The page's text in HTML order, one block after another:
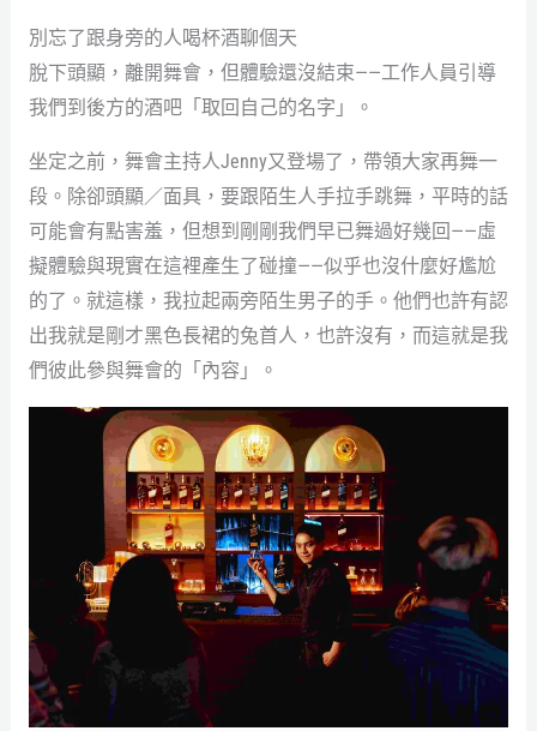
別忘了跟身旁的人喝杯酒聊個天
脫下頭顯，離開舞會，但體驗還沒結束——工作人員引導
我們到後方的酒吧「取回自己的名字」。
坐定之前，舞會主持人Jenny又登場了，帶領大家再舞一
段。除卻頭顯／面具，要跟陌生人手拉手跳舞，平時的話
可能會有點害羞，但想到剛剛我們早已舞過好幾回——虛
擬體驗與現實在這裡產生了碰撞——似乎也沒什麼好尷尬
的了。就這樣，我拉起兩旁陌生男子的手。他們也許有認
出我就是剛才黑色長裙的兔首人，也許沒有，而這就是我
們彼此參與舞會的「內容」。